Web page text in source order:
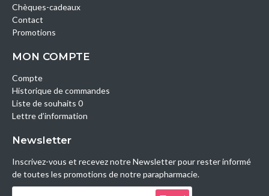
Chèques-cadeaux
Contact
Promotions
MON COMPTE
Compte
Historique de commandes
Liste de souhaits 0
Lettre d’information
Newsletter
Inscrivez-vous et recevez notre Newsletter pour rester informé
de toutes les promotions de notre parapharmacie.